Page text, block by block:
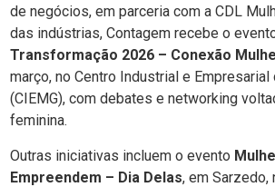
de negócios, em parceria com a CDL
das indústrias, Contagem recebe o
Transformação 2026 – Conexão
março, no Centro Industrial e Empresarial
(CIEMG), com debates e networking
feminina.
Outras iniciativas incluem o evento
Empreendem – Dia Delas, em Sarzedo,